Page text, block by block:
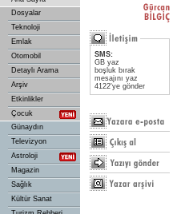
Dosyalar
Teknoloji
Emlak
Otomobil
Detaylı Arama
Arşiv
Etkinlikler
Çocuk
Günaydın
Televizyon
Astroloji
Magazin
Sağlık
Kültür Sanat
SMS:
GB yaz
boşluk bırak
mesajını yaz
4122'ye gönder